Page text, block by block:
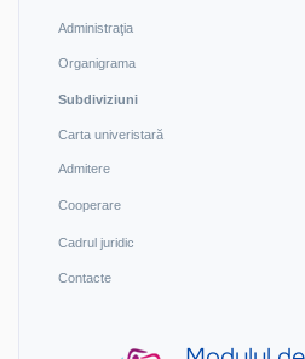
Administraţia
Organigrama
Subdiviziuni
Carta univeristară
Admitere
Cooperare
Cadrul juridic
Contacte